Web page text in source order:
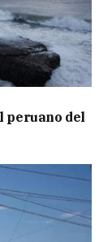
peruano del